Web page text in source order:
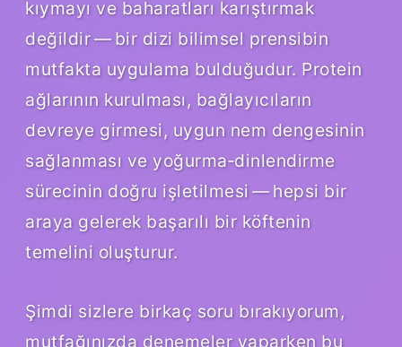
kıymayı ve baharatları karıştırmak
değildir — bir dizi bilimsel prensibin
mutfakta uygulama bulduğudur. Protein
ağlarının kurulması, bağlayıcıların
devreye girmesi, uygun nem dengesinin
sağlanması ve yoğurma‑dinlendirme
sürecinin doğru işletilmesi — hepsi bir
araya gelerek başarılı bir köftenin
temelini oluşturur.
Şimdi sizlere birkaç soru bırakıyorum,
mutfağınızda denemeler yaparken bu